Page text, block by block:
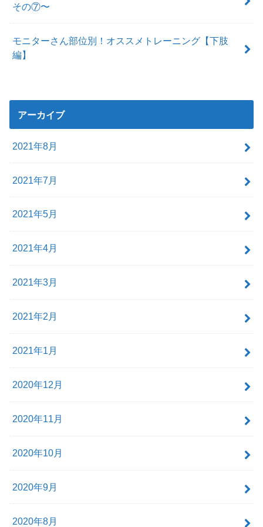
その⑦〜
モニターさん部位別！オススメトレーニング【下肢
編】
アーカイブ
2021年8月
2021年7月
2021年5月
2021年4月
2021年3月
2021年2月
2021年1月
2020年12月
2020年11月
2020年10月
2020年9月
2020年8月